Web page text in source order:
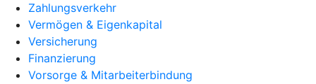
Zahlungsverkehr
Vermögen & Eigenkapital
Versicherung
Finanzierung
Vorsorge & Mitarbeiterbindung